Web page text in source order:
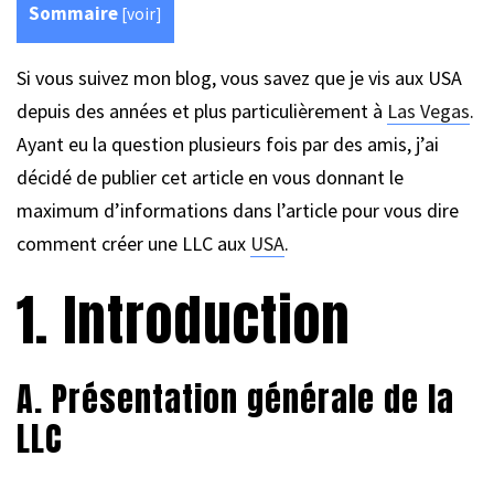
Sommaire [voir]
Si vous suivez mon blog, vous savez que je vis aux USA
depuis des années et plus particulièrement à Las Vegas.
Ayant eu la question plusieurs fois par des amis, j’ai
décidé de publier cet article en vous donnant le
maximum d’informations dans l’article pour vous dire
comment créer une LLC aux USA.
1. Introduction
A. Présentation générale de la
LLC